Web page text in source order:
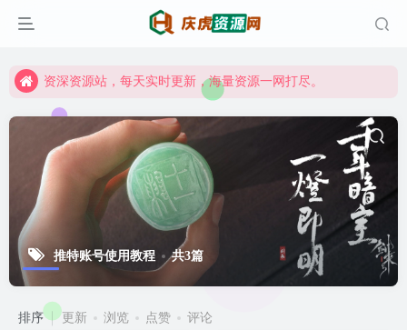
资深资源站，每天实时更新，海量资源一网打尽。
资深资源站，每天实时更新，海量资源一网打尽。
【启明网】找项目 + 低成本创业 + 减少信息差 + 见识各种项目 + 提升网创认知。
推特账号使用教程 共3篇
排序 更新 浏览 点赞 评论